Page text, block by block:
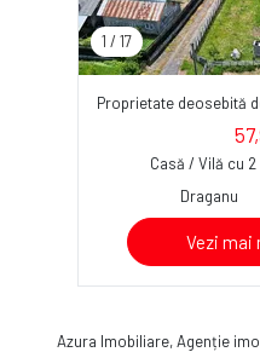
1 / 17
Proprietate deosebită
Casă / Vilă cu
Draganu
Vezi mai
Azura Imobiliare, Agenție